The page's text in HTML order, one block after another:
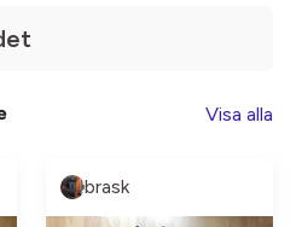
Visa alla
brask